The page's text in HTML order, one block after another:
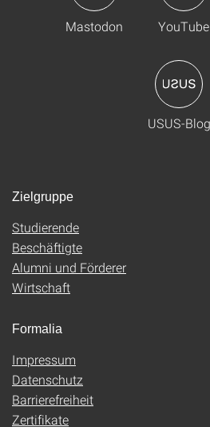
Mastodon YouTube
USUS-Blog
Zielgruppe
Studierende
Beschäftigte
Alumni und Förderer
Wirtschaft
Formalia
Impressum
Datenschutz
Barrierefreiheit
Zertifikate